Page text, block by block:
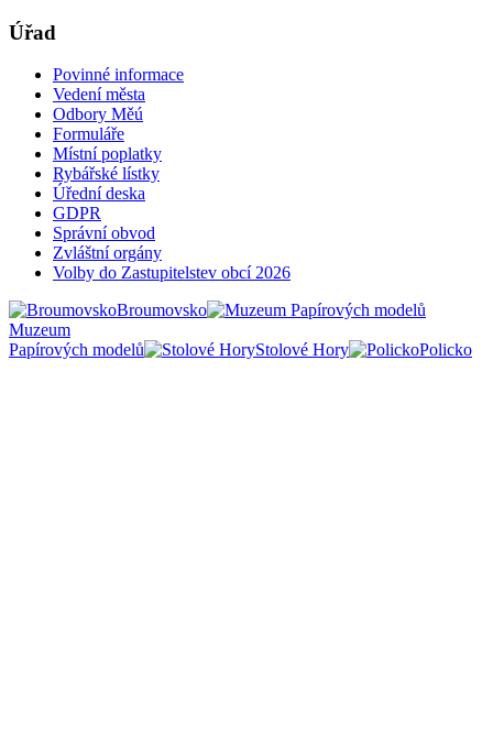
Úřad
Povinné informace
Vedení města
Odbory Měú
Formuláře
Místní poplatky
Rybářské lístky
Úřední deska
GDPR
Správní obvod
Zvláštní orgány
Volby do Zastupitelstev obcí 2026
Broumovsko
Muzeum
Papírových modelů
Stolové Hory Policko